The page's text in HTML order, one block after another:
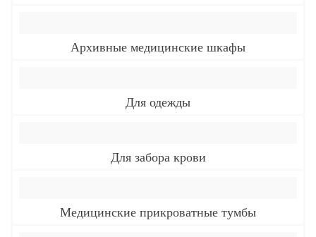
Архивные медицинские шкафы
Для одежды
Для забора крови
Медицинские прикроватные тумбы